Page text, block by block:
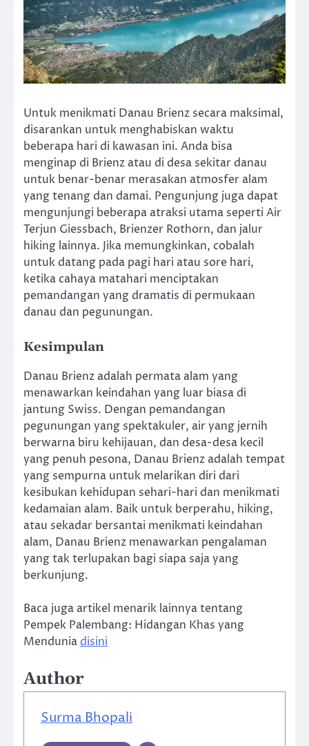
Untuk menikmati Danau Brienz secara maksimal,
disarankan untuk menghabiskan waktu
beberapa hari di kawasan ini. Anda bisa
menginap di Brienz atau di desa sekitar danau
untuk benar-benar merasakan atmosfer alam
yang tenang dan damai. Pengunjung juga dapat
mengunjungi beberapa atraksi utama seperti Air
Terjun Giessbach, Brienzer Rothorn, dan jalur
hiking lainnya. Jika memungkinkan, cobalah
untuk datang pada pagi hari atau sore hari,
ketika cahaya matahari menciptakan
pemandangan yang dramatis di permukaan
danau dan pegunungan.
Kesimpulan
Danau Brienz adalah permata alam yang
menawarkan keindahan yang luar biasa di
jantung Swiss. Dengan pemandangan
pegunungan yang spektakuler, air yang jernih
berwarna biru kehijauan, dan desa-desa kecil
yang penuh pesona, Danau Brienz adalah tempat
yang sempurna untuk melarikan diri dari
kesibukan kehidupan sehari-hari dan menikmati
kedamaian alam. Baik untuk berperahu, hiking,
atau sekadar bersantai menikmati keindahan
alam, Danau Brienz menawarkan pengalaman
yang tak terlupakan bagi siapa saja yang
berkunjung.
Baca juga artikel menarik lainnya tentang
Pempek Palembang: Hidangan Khas yang
Mendunia disini
Author
Surma Bhopali